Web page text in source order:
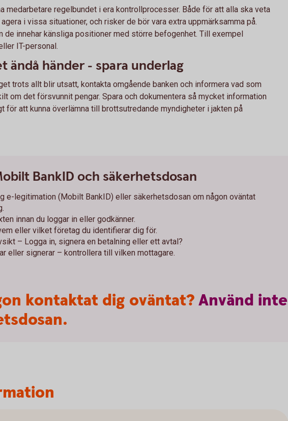
medarbetare regelbundet i era kontrollprocesser. Både för att alla ska veta
i vissa situationer, och risker de bör vara extra uppmärksamma på.
de innehar känsliga positioner med större befogenhet. Till exempel
IT-personal.
ändå händer - spara underlag
trots allt blir utsatt, kontakta omgående banken och informera vad som
om det försvunnit pengar. Spara och dokumentera så mycket information
för att kunna överlämna till brottsutredande myndigheter i jakten på
BankID och säkerhetsdosan
e-legitimation (Mobilt BankID) eller säkerhetsdosan om någon oväntat
innan du loggar in eller godkänner.
eller vilket företag du identifierar dig för.
– Logga in, signera en betalning eller ett avtal?
eller signerar – kontrollera till vilken mottagare.
kontaktat dig oväntat?Använd inte